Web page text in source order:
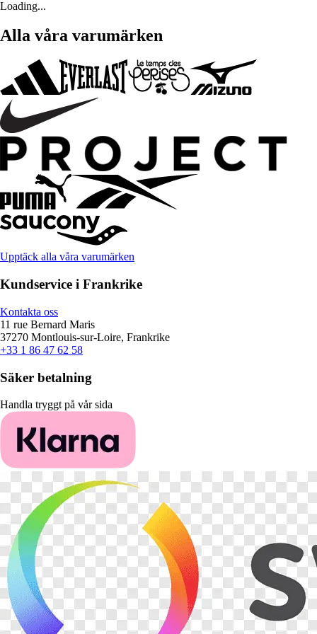
Loading...
Alla våra varumärken
Upptäck alla våra varumärken
Kundservice i Frankrike
Kontakta oss
11 rue Bernard Maris
37270 Montlouis-sur-Loire, Frankrike
+33 1 86 47 62 58
Säker betalning
Handla tryggt på vår sida